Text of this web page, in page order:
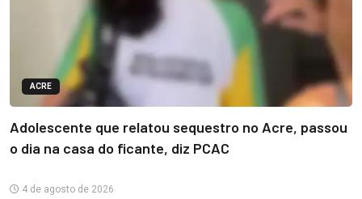
ACRE
Adolescente que relatou sequestro no Acre, passou
o dia na casa do ficante, diz PCAC
4 de agosto de 2026